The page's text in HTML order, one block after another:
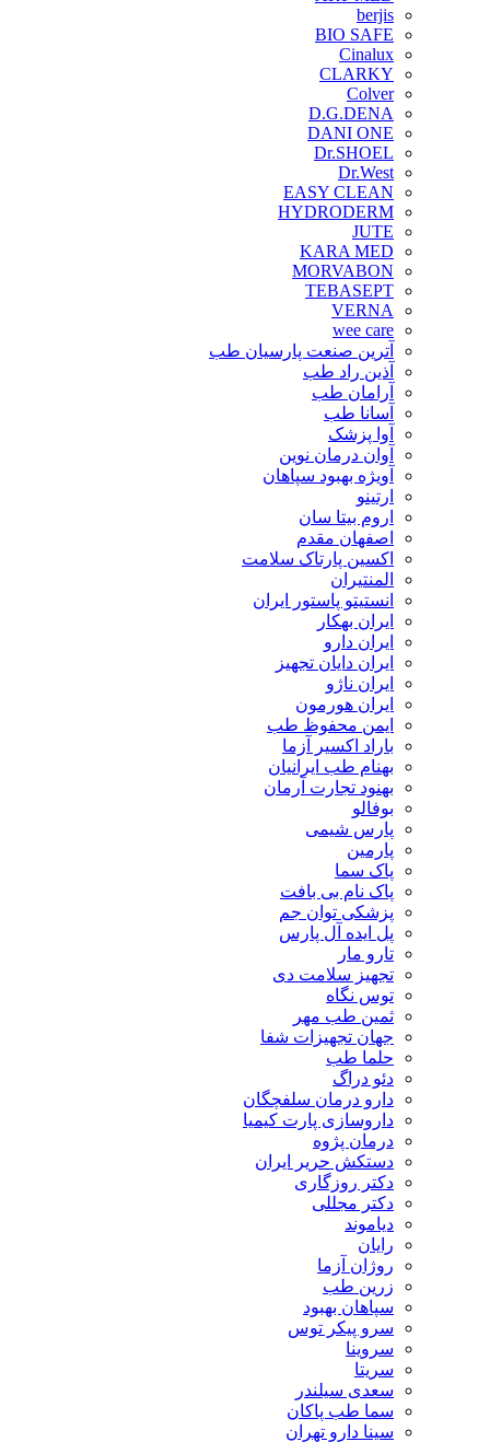
berjis
BIO SAFE
Cinalux
CLARKY
Colver
D.G.DENA
DANI ONE
Dr.SHOEL
Dr.West
EASY CLEAN
HYDRODERM
JUTE
KARA MED
MORVABON
TEBASEPT
VERNA
wee care
آترین صنعت پارسیان طب
آذین راد طب
آرامان طب
آسانا طب
آوا پزشک
آوان درمان نوین
آویژه بهبود سپاهان
ارتینو
اروم بیتا سان
اصفهان مقدم
اکسین پارتاک سلامت
المنتیران
انستیتو پاستور ایران
ایران بهکار
ایران دارو
ایران دایان تجهیز
ایران ناژو
ایران هورمون
ایمن محفوظ طب
باراد اکسیر آزما
بهنام طب ایرانیان
بهنود تجارت آرمان
بوفالو
پارس شیمی
پارمین
پاک سما
پاک نام بی بافت
پزشکی توان جم
پل ایده آل پارس
تارو مار
تجهیز سلامت دی
توس نگاه
ثمین طب مهر
جهان تجهیزات شفا
حلما طب
دئو دراگ
دارو درمان سلفچگان
داروسازی پارت کیمیا
درمان پژوه
دستکش حریر ایران
دکتر روزگاری
دکتر مجللی
دیاموند
رایان
روژان آزما
زرین طب
سپاهان بهبود
سرو پیکر توس
سروینا
سریتا
سعدی سیلندر
سما طب پاکان
سینا دارو تهران